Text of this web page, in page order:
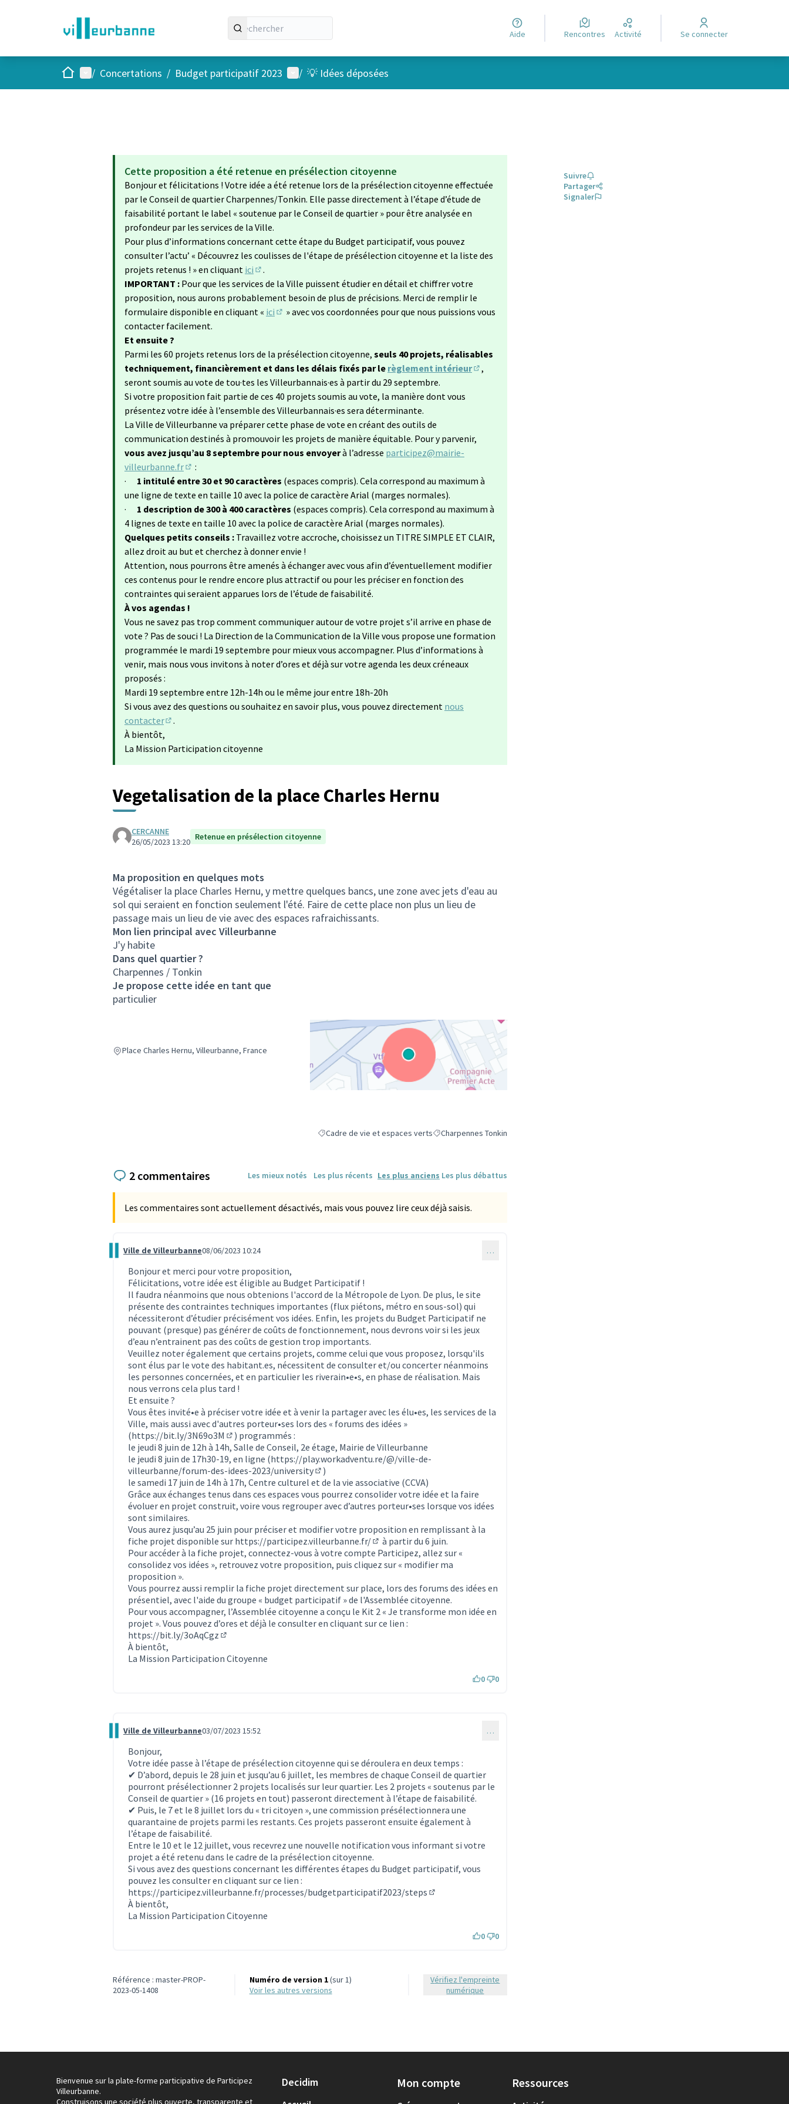
Aide Rencontres Activité Se connecter
AccueilMenu principal
/ Concertations / Budget participatif 2023 Menu utilisateur
/ 💡 Idées déposées
Cette proposition a été retenue en présélection citoyenne
Bonjour et félicitations ! Votre idée a été retenue lors de la présélection citoyenne effectuée
par le Conseil de quartier Charpennes/Tonkin. Elle passe directement à l’étape d’étude de
faisabilité portant le label « soutenue par le Conseil de quartier » pour être analysée en
profondeur par les services de la Ville.
Pour plus d’informations concernant cette étape du Budget participatif, vous pouvez
consulter l’actu’ « Découvrez les coulisses de l'étape de présélection citoyenne et la liste des
projets retenus ! » en cliquant ici
(S'ouvre dans un nouvel onglet)
.
IMPORTANT : Pour que les services de la Ville puissent étudier en détail et chiffrer votre
proposition, nous aurons probablement besoin de plus de précisions. Merci de remplir le
formulaire disponible en cliquant « ici
» avec vos coordonnées pour que nous puissions vous
contacter facilement.
Et ensuite ?
Parmi les 60 projets retenus lors de la présélection citoyenne, seuls 40 projets, réalisables
techniquement, financièrement et dans les délais fixés par le règlement intérieur
,
seront soumis au vote de tou·tes les Villeurbannais·es à partir du 29 septembre.
Si votre proposition fait partie de ces 40 projets soumis au vote, la manière dont vous
présentez votre idée à l’ensemble des Villeurbannais·es sera déterminante.
La Ville de Villeurbanne va préparer cette phase de vote en créant des outils de
communication destinés à promouvoir les projets de manière équitable. Pour y parvenir,
vous avez jusqu’au 8 septembre pour nous envoyerà l’adresse participez@mairie-
villeurbanne.fr
(S'ouvre dans un nouvel onglet)
:
· 1 intitulé entre 30 et 90 caractères (espaces compris). Cela correspond au maximum à
une ligne de texte en taille 10 avec la police de caractère Arial (marges normales).
· 1 description de 300 à 400 caractères (espaces compris). Cela correspond au maximum à
4 lignes de texte en taille 10 avec la police de caractère Arial (marges normales).
Quelques petits conseils : Travaillez votre accroche, choisissez un TITRE SIMPLE ET CLAIR,
allez droit au but et cherchez à donner envie !
Attention, nous pourrons être amenés à échanger avec vous afin d’éventuellement modifier
ces contenus pour le rendre encore plus attractif ou pour les préciser en fonction des
contraintes qui seraient apparues lors de l’étude de faisabilité.
À vos agendas !
Vous ne savez pas trop comment communiquer autour de votre projet s’il arrive en phase de
vote ? Pas de souci ! La Direction de la Communication de la Ville vous propose une formation
programmée le mardi 19 septembre pour mieux vous accompagner. Plus d’informations à
venir, mais nous vous invitons à noter d’ores et déjà sur votre agenda les deux créneaux
proposés :
Mardi 19 septembre entre 12h-14h ou le même jour entre 18h-20h
Si vous avez des questions ou souhaitez en savoir plus, vous pouvez directement nous
contacter
.
À bientôt,
La Mission Participation citoyenne
Vegetalisation de la place Charles Hernu
CERCANNE
26/05/2023 13:20 Retenue en présélection citoyenne
Ma proposition en quelques mots
Végétaliser la place Charles Hernu, y mettre quelques bancs, une zone avec jets d'eau au
sol qui seraient en fonction seulement l'été. Faire de cette place non plus un lieu de
passage mais un lieu de vie avec des espaces rafraichissants.
Mon lien principal avec Villeurbanne
J'y habite
Dans quel quartier ?
Charpennes / Tonkin
Je propose cette idée en tant que
particulier
Place Charles Hernu, Villeurbanne, France
Filtrer les résultats de la catégorie : Cadre de vie et espaces verts
Cadre de vie et espaces vertsFiltrer les résultats pour le secteur : Charpennes Tonkin
Charpennes Tonkin
Suivre
Partager
Signaler
2 commentaires Les mieux notés Les plus récents Les plus anciens Les plus débattus
Les commentaires sont actuellement désactivés, mais vous pouvez lire ceux déjà saisis.
Commentaire 2557
Ville de Villeurbanne08/06/2023 10:24 …
Bonjour et merci pour votre proposition,
Félicitations, votre idée est éligible au Budget Participatif !
Il faudra néanmoins que nous obtenions l'accord de la Métropole de Lyon. De plus, le site
présente des contraintes techniques importantes (flux piétons, métro en sous-sol) qui
nécessiteront d’étudier précisément vos idées. Enfin, les projets du Budget Participatif ne
pouvant (presque) pas générer de coûts de fonctionnement, nous devrons voir si les jeux
d’eau n’entrainent pas des coûts de gestion trop importants.
Veuillez noter également que certains projets, comme celui que vous proposez, lorsqu'ils
sont élus par le vote des habitant.es, nécessitent de consulter et/ou concerter néanmoins
les personnes concernées, et en particulier les riverain•e•s, en phase de réalisation. Mais
nous verrons cela plus tard !
Et ensuite ?
Vous êtes invité•e à préciser votre idée et à venir la partager avec les élu•es, les services de la
Ville, mais aussi avec d'autres porteur•ses lors des « forums des idées »
(https://bit.ly/3N69o3M
(Lien externe)
) programmés :
le jeudi 8 juin de 12h à 14h, Salle de Conseil, 2e étage, Mairie de Villeurbanne
le jeudi 8 juin de 17h30-19, en ligne (https://play.workadventu.re/@/ville-de-
villeurbanne/forum-des-idees-2023/university
(Lien externe)
)
le samedi 17 juin de 14h à 17h, Centre culturel et de la vie associative (CCVA)
Grâce aux échanges tenus dans ces espaces vous pourrez consolider votre idée et la faire
évoluer en projet construit, voire vous regrouper avec d’autres porteur•ses lorsque vos idées
sont similaires.
Vous aurez jusqu’au 25 juin pour préciser et modifier votre proposition en remplissant à la
fiche projet disponible sur https://participez.villeurbanne.fr/
(S'ouvre dans un nouvel onglet)
à partir du 6 juin.
Pour accéder à la fiche projet, connectez-vous à votre compte Participez, allez sur «
consolidez vos idées », retrouvez votre proposition, puis cliquez sur « modifier ma
proposition ».
Vous pourrez aussi remplir la fiche projet directement sur place, lors des forums des idées en
présentiel, avec l'aide du groupe « budget participatif » de l'Assemblée citoyenne.
Pour vous accompagner, l’Assemblée citoyenne a conçu le Kit 2 « Je transforme mon idée en
projet ». Vous pouvez d’ores et déjà le consulter en cliquant sur ce lien :
https://bit.ly/3oAqCgz
À bientôt,
La Mission Participation Citoyenne
0 0
Commentaire 2826
Ville de Villeurbanne03/07/2023 15:52 …
Bonjour,
Votre idée passe à l’étape de présélection citoyenne qui se déroulera en deux temps :
✔ D’abord, depuis le 28 juin et jusqu’au 6 juillet, les membres de chaque Conseil de quartier
pourront présélectionner 2 projets localisés sur leur quartier. Les 2 projets « soutenus par le
Conseil de quartier » (16 projets en tout) passeront directement à l’étape de faisabilité.
✔ Puis, le 7 et le 8 juillet lors du « tri citoyen », une commission présélectionnera une
quarantaine de projets parmi les restants. Ces projets passeront ensuite également à
l’étape de faisabilité.
Entre le 10 et le 12 juillet, vous recevrez une nouvelle notification vous informant si votre
projet a été retenu dans le cadre de la présélection citoyenne.
Si vous avez des questions concernant les différentes étapes du Budget participatif, vous
pouvez les consulter en cliquant sur ce lien :
https://participez.villeurbanne.fr/processes/budgetparticipatif2023/steps
À bientôt,
La Mission Participation Citoyenne
0 0
Référence : master-PROP-
2023-05-1408
Numéro de version 1(sur 1)
voir les autres versions
Vérifiez l'empreinte
numérique
Bienvenue sur la plate-forme participative de Participez
Villeurbanne.
Construisons une société plus ouverte, transparente et
Decidim Mon compte Ressources